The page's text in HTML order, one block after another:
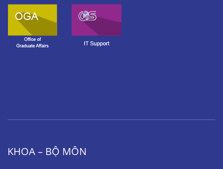
KHOA – BỘ MÔN